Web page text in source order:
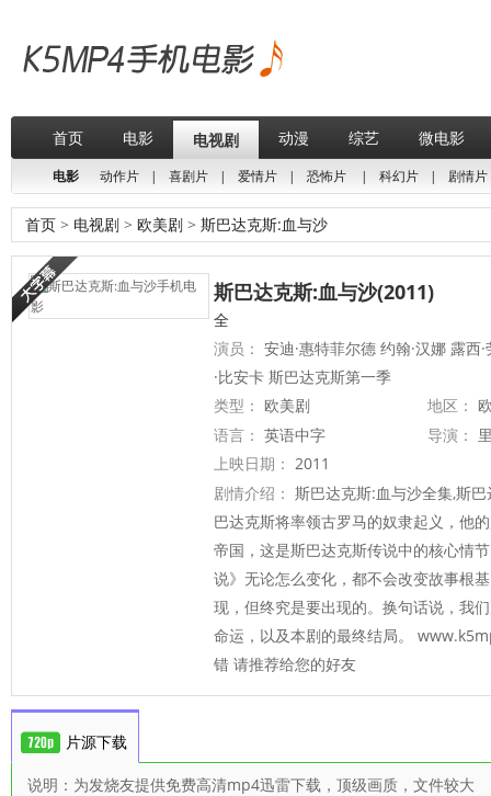
首页 电影 电视剧 动漫 综艺 微电影
电影 动作片 | 喜剧片 | 爱情片 | 恐怖片 | 科幻片 | 剧情片
首页 > 电视剧 > 欧美剧 > 斯巴达克斯:血与沙
斯巴达克斯:血与沙(2011)
全
演员： 安迪·惠特菲尔德 约翰·汉娜 露西
·比安卡 斯巴达克斯第一季
类型： 欧美剧 地区：
语言： 英语中字 导演：
上映日期： 2011
剧情介绍： 斯巴达克斯:血与沙全集,斯
巴达克斯将率领古罗马的奴隶起义，他
帝国，这是斯巴达克斯传说中的核心情
说》无论怎么变化，都不会改变故事根
现，但终究是要出现的。换句话说，我
命运，以及本剧的最终结局。
错 请推荐给您的好友
片源下载
说明：为发烧友提供免费高清mp4迅雷下载，顶级画质，文件较大